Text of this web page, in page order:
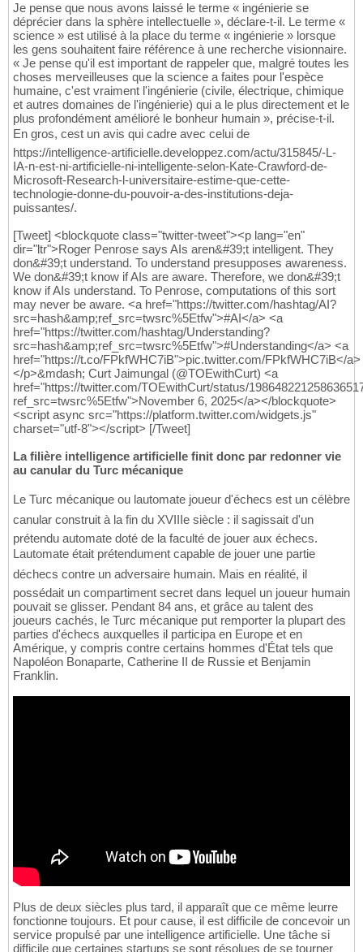
Je pense que nous avons laissé le terme « ingénierie se
déprécier dans la sphère intellectuelle », déclare-t-il. Le terme «
science » est utilisé à la place du terme « ingénierie » lorsque
les gens souhaitent faire référence à une recherche visionnaire.
« Je pense qu'il est important de rappeler que, malgré toutes les
choses merveilleuses que la science a faites pour l'espèce
humaine, c'est vraiment l'ingénierie (civile, électrique, chimique
et autres domaines de l'ingénierie) qui a le plus directement et le
plus profondément amélioré le bonheur humain », précise-t-il.
En gros, cest un avis qui cadre avec celui de
https://intelligence-artificielle.developpez.com/actu/315845/-L-
IA-n-est-ni-artificielle-ni-intelligente-selon-Kate-Crawford-de-
Microsoft-Research-l-universitaire-estime-que-cette-
technologie-donne-du-pouvoir-a-des-institutions-deja-
puissantes/.
[Tweet] <blockquote class="twitter-tweet"><p lang="en"
dir="ltr">Roger Penrose says AIs aren&#39;t intelligent. They
don&#39;t understand. To understand presupposes awareness.
We don&#39;t know if AIs are aware. Therefore, we don&#39;t
know if AIs understand. To Penrose, computations of this sort
may never be aware. <a href="https://twitter.com/hashtag/AI?
src=hash&amp;ref_src=twsrc%5Etfw">#AI</a> <a
href="https://twitter.com/hashtag/Understanding?
src=hash&amp;ref_src=twsrc%5Etfw">#Understanding</a> <a
href="https://t.co/FPkfWHC7iB">pic.twitter.com/FPkfWHC7iB</a>
</p>&mdash; Curt Jaimungal (@TOEwithCurt) <a
href="https://twitter.com/TOEwithCurt/status/
ref_src=twsrc%5Etfw">November 6, 2025</a></blockquote>
<script async src="https://platform.twitter.com/widgets.js"
charset="utf-8"></script> [/Tweet]
La filière intelligence artificielle finit donc par redonner vie
au canular du Turc mécanique
Le Turc mécanique ou lautomate joueur d'échecs est un célèbre
canular construit à la fin du XVIIIe siècle : il sagissait d'un
prétendu automate doté de la faculté de jouer aux échecs.
Lautomate était prétendument capable de jouer une partie
déchecs contre un adversaire humain. Mais en réalité, il
possédait un compartiment secret dans lequel un joueur humain
pouvait se glisser. Pendant 84 ans, et grâce au talent des
joueurs cachés, le Turc mécanique put remporter la plupart des
parties d'échecs auxquelles il participa en Europe et en
Amérique, y compris contre certains hommes d'État tels que
Napoléon Bonaparte, Catherine II de Russie et Benjamin
Franklin.
Plus de deux siècles plus tard, il apparaît que ce même leurre
fonctionne toujours. Et pour cause, il est difficile de concevoir un
service propulsé par une intelligence artificielle. Une tâche si
difficile que certaines startups se sont résolues de se tourner